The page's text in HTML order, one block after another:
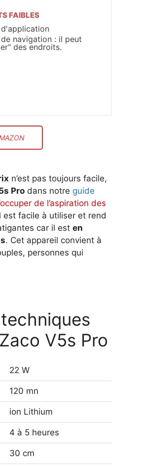
FAIBLES
d'application
de navigation : il peut
des endroits.
n’est pas toujours facile,
Prodans notre guide
de l’aspiration des
est facile à utiliser et rend
car il est en
. Cet appareil convient à
personnes qui
V5s Pro
22 W
120 mn
ion Lithium
4 à 5 heures
30 cm